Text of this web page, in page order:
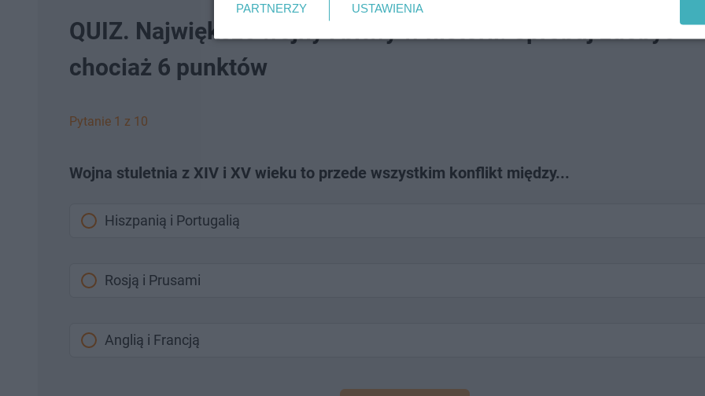
QUIZ. Największe wojny i bitwy w historii. Spróbuj zdobyć
chociaż 6 punktów
Pytanie 1 z 10
Wojna stuletnia z XIV i XV wieku to przede wszystkim konflikt między...
Hiszpanią i Portugalią
Rosją i Prusami
Anglią i Francją
PARTNERZY USTAWIENIA